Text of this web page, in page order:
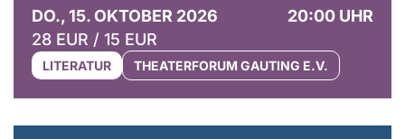
DO., 15. OKTOBER 2026
20:00 UHR
28 EUR / 15 EUR
LITERATUR THEATERFORUM GAUTING E.V.